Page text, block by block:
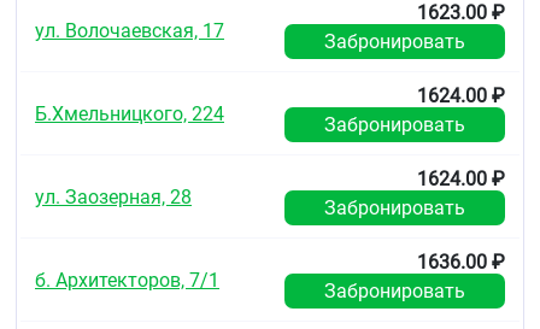
ул. Волочаевская, 17
1623.00 ₽
Забронировать
Б.Хмельницкого, 224
1624.00 ₽
Забронировать
ул. Заозерная, 28
1624.00 ₽
Забронировать
б. Архитекторов, 7/1
1636.00 ₽
Забронировать